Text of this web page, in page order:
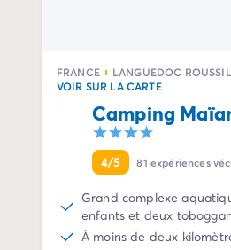
Camping Limousin
Camping Corrèze
Camping Midi-Pyrénées
Camping Aveyron
Camping Millau
Camping Gers
Camping Lot
Camping Lot-et-Garonne
Camping Tarn
FRANCE LANGUEDOC
VOIR SUR LA CARTE
Camping
4/5 81 expériences
Grand complexe
enfants et deux
À moins de deux